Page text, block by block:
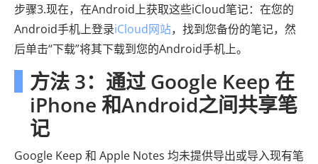
步骤3.现在，在Android上获取这些iCloud笔记：在您的
Android手机上登录iCloud网站，找到您备份的笔记，然
后单击“下载”将其下载到您的Android手机上。
方法 3：通过 Google Keep 在
iPhone 和Android之间共享笔
记
Google Keep 和 Apple Notes 均未提供导出或导入现有笔